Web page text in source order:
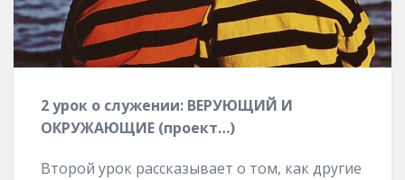
2 урок о служении: ВЕРУЮЩИЙ И
ОКРУЖАЮЩИЕ (проект…)
Второй урок рассказывает о том, как другие